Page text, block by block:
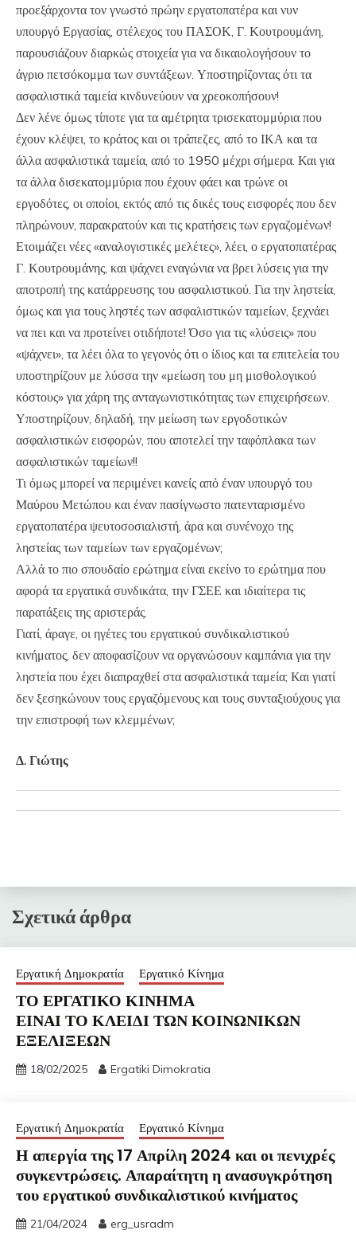
προεξάρχοντα τον γνωστό πρώην εργατοπατέρα και νυν
υπουργό Εργασίας, στέλεχος του ΠΑΣΟΚ, Γ. Κουτρουμάνη,
παρουσιάζουν διαρκώς στοιχεία για να δικαιολογήσουν το
άγριο πετσόκομμα των συντάξεων. Υποστηρίζοντας ότι τα
ασφαλιστικά ταμεία κινδυνεύουν να χρεοκοπήσουν!
Δεν λένε όμως τίποτε για τα αμέτρητα τρισεκατομμύρια που
έχουν κλέψει, το κράτος και οι τράπεζες, από το ΙΚΑ και τα
άλλα ασφαλιστικά ταμεία, από το 1950 μέχρι σήμερα. Και για
τα άλλα δισεκατομμύρια που έχουν φάει και τρώνε οι
εργοδότες, οι οποίοι, εκτός από τις δικές τους εισφορές που δεν
πληρώνουν, παρακρατούν και τις κρατήσεις των εργαζομένων!
Ετοιμάζει νέες «αναλογιστικές μελέτες», λέει, ο εργατοπατέρας
Γ. Κουτρουμάνης, και ψάχνει εναγώνια να βρει λύσεις για την
αποτροπή της κατάρρευσης του ασφαλιστικού. Για την ληστεία,
όμως και για τους ληστές των ασφαλιστικών ταμείων, ξεχνάει
να πει και να προτείνει οτιδήποτε! Όσο για τις «λύσεις» που
«ψάχνει», τα λέει όλα το γεγονός ότι ο ίδιος και τα επιτελεία του
υποστηρίζουν με λύσσα την «μείωση του μη μισθολογικού
κόστους» για χάρη της ανταγωνιστικότητας των επιχειρήσεων.
Υποστηρίζουν, δηλαδή, την μείωση των εργοδοτικών
ασφαλιστικών εισφορών, που αποτελεί την ταφόπλακα των
ασφαλιστικών ταμείων!!
Τι όμως μπορεί να περιμένει κανείς από έναν υπουργό του
Μαύρου Μετώπου και έναν πασίγνωστο πατενταρισμένο
εργατοπατέρα ψευτοσοσιαλιστή, άρα και συνένοχο της
ληστείας των ταμείων των εργαζομένων;
Αλλά το πιο σπουδαίο ερώτημα είναι εκείνο το ερώτημα που
αφορά τα εργατικά συνδικάτα, την ΓΣΕΕ και ιδιαίτερα τις
παρατάξεις της αριστεράς.
Γιατί, άραγε, οι ηγέτες του εργατικού συνδικαλιστικού
κινήματος, δεν αποφασίζουν να οργανώσουν καμπάνια για την
ληστεία που έχει διαπραχθεί στα ασφαλιστικά ταμεία; Και γιατί
δεν ξεσηκώνουν τους εργαζόμενους και τους συνταξιούχους για
την επιστροφή των κλεμμένων;
Δ. Γιώτης
Σχετικά άρθρα
Εργατική Δημοκρατία Εργατικό Κίνημα
ΤΟ ΕΡΓΑΤΙΚΟ ΚΙΝΗΜΑ
ΕΙΝΑΙ ΤΟ ΚΛΕΙΔΙ ΤΩΝ ΚΟΙΝΩΝΙΚΩΝ
ΕΞΕΛΙΞΕΩΝ
18/02/2025 Ergatiki Dimokratia
Εργατική Δημοκρατία Εργατικό Κίνημα
Η απεργία της 17 Απρίλη 2024 και οι πενιχρές
συγκεντρώσεις. Απαραίτητη η ανασυγκρότηση
του εργατικού συνδικαλιστικού κινήματος
21/04/2024 erg_usradm